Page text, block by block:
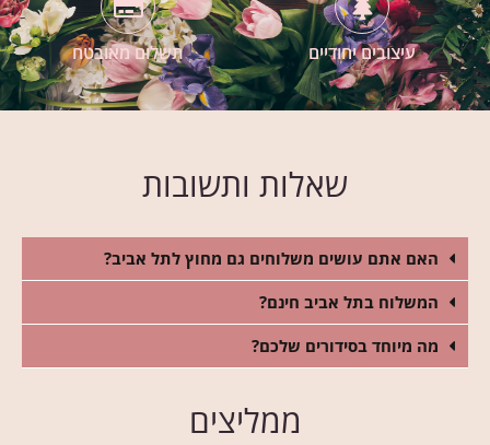
עיצובים יחודיים תשלום מאובטח
שאלות ותשובות
האם אתם עושים משלוחים גם מחוץ לתל אביב?
המשלוח בתל אביב חינם?
מה מיוחד בסידורים שלכם?
ממליצים